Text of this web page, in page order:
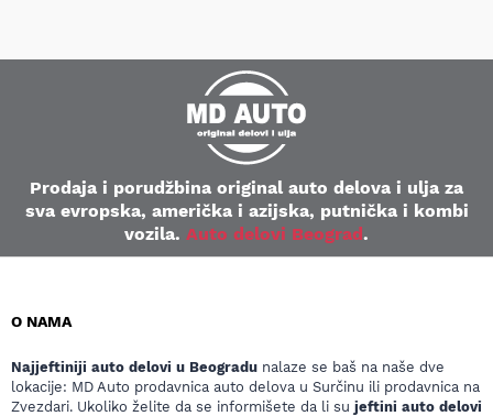
Prodaja i porudžbina original auto delova i ulja za
sva evropska, američka i azijska, putnička i kombi
vozila. Auto delovi Beograd.
O NAMA
Najjeftiniji auto delovi u Beogradu nalaze se baš na naše dve
lokacije: MD Auto prodavnica auto delova u Surčinu ili prodavnica na
Zvezdari. Ukoliko želite da se informišete da li su jeftini auto delovi